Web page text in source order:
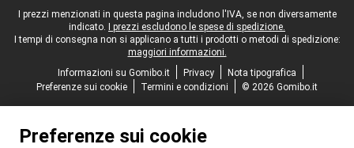
Piè di pagina legale
I prezzi menzionati in questa pagina includono l'IVA, se non diversamente
indicato.
I prezzi escludono le spese di spedizione.
I tempi di consegna non si applicano a tutti i prodotti o metodi di spedizione:
maggiori informazioni.
Informazioni su Gomibo.it
Privacy
Nota tipografica
Preferenze sui cookie
Termini e condizioni © 2026 Gomibo.it
Preferenze sui cookie